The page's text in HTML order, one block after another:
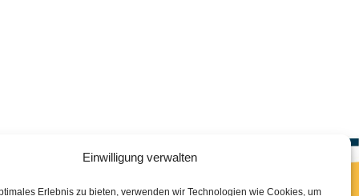
Einwilligung verwalten
Erlebnis zu bieten, verwenden wir Technologien wie Cookies, um